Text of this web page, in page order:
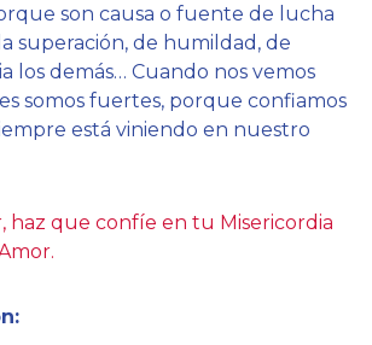
son causa o fuente de lucha
superación, de humildad, de
los demás… Cuando nos vemos
somos fuertes, porque confiamos
está viniendo en nuestro
haz que confíe en tu Misericordia